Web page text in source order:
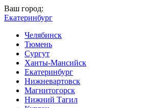
Ваш город:
Екатеринбург
Челябинск
Тюмень
Сургут
Ханты-Мансийск
Екатеринбург
Нижневартовск
Магнитогорск
Нижний Тагил